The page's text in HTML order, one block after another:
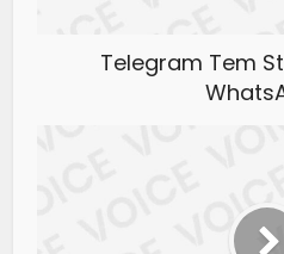
Telegram Tem